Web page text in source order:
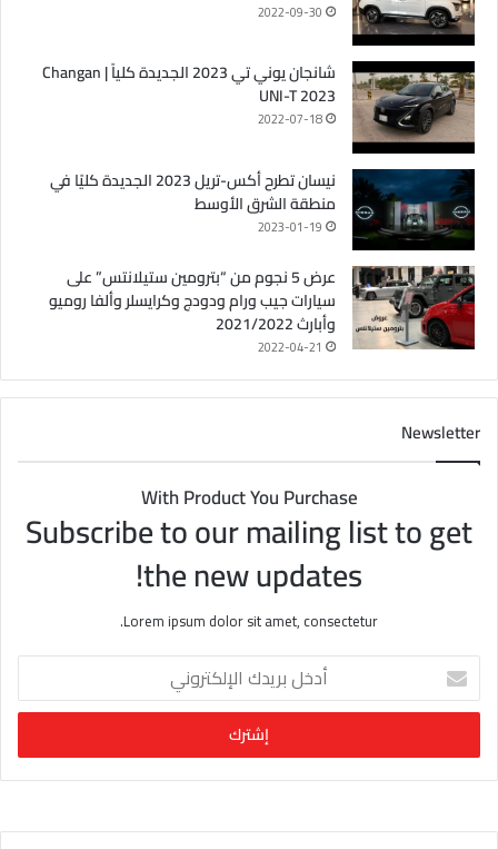
2022-09-30
شانجان يوني تي 2023 الجديدة كلياً | Changan
UNI-T 2023
2022-07-18
نيسان تطرح أكس-تريل 2023 الجديدة كليًا في
منطقة الشرق الأوسط
2023-01-19
عرض 5 نجوم من “بترومين ستيلانتس” على
سيارات جيب ورام ودودج وكرايسلر وألفا روميو
وأبارث 2021/2022
2022-04-21
Newsletter
With Product You Purchase
Subscribe to our mailing list to get
the new updates!
Lorem ipsum dolor sit amet, consectetur.
خ
ب
ر
د